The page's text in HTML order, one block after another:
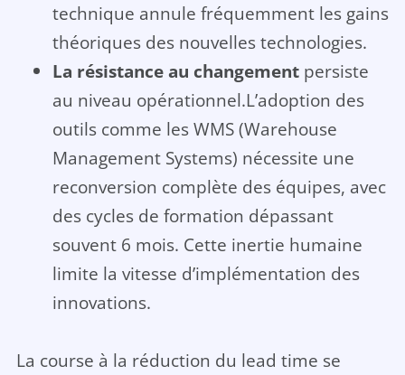
technique annule fréquemment les gains
théoriques des nouvelles technologies.
La résistance au changementpersiste
au niveau opérationnel.L’adoption des
outils comme les WMS (Warehouse
Management Systems) nécessite une
reconversion complète des équipes, avec
des cycles de formation dépassant
souvent 6 mois. Cette inertie humaine
limite la vitesse d’implémentation des
innovations.
La course à la réduction du lead time se